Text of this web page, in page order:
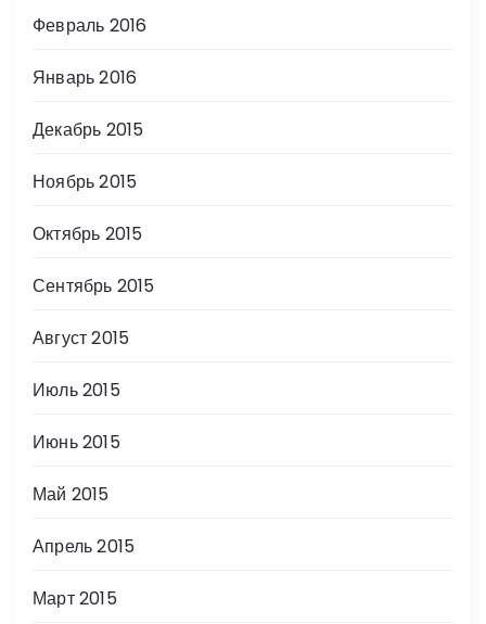
Февраль 2016
Январь 2016
Декабрь 2015
Ноябрь 2015
Октябрь 2015
Сентябрь 2015
Август 2015
Июль 2015
Июнь 2015
Май 2015
Апрель 2015
Март 2015